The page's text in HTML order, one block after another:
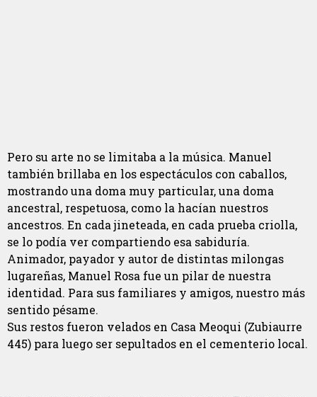
Pero su arte no se limitaba a la música. Manuel
también brillaba en los espectáculos con caballos,
mostrando una doma muy particular, una doma
ancestral, respetuosa, como la hacían nuestros
ancestros. En cada jineteada, en cada prueba criolla,
se lo podía ver compartiendo esa sabiduría.
Animador, payador y autor de distintas milongas
lugareñas, Manuel Rosa fue un pilar de nuestra
identidad. Para sus familiares y amigos, nuestro más
sentido pésame.
Sus restos fueron velados en Casa Meoqui (Zubiaurre
445) para luego ser sepultados en el cementerio local.